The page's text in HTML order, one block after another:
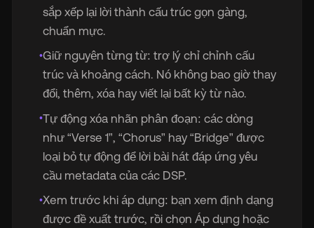
sắp xếp lại lời thành cấu trúc gọn gàng,
chuẩn mực.
•Giữ nguyên từng từ: trợ lý chỉ chỉnh cấu
trúc và khoảng cách. Nó không bao giờ thay
đổi, thêm, xóa hay viết lại bất kỳ từ nào.
•Tự động xóa nhãn phân đoạn: các dòng
như “Verse 1”, “Chorus” hay “Bridge” được
loại bỏ tự động để lời bài hát đáp ứng yêu
cầu metadata của các DSP.
•Xem trước khi áp dụng: bạn xem định dạng
được đề xuất trước, rồi chọn Áp dụng hoặc